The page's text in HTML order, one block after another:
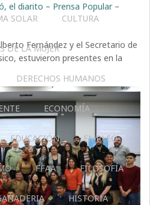
SOLAR CULTURA
DE LA MUJER
DERECHOS HUMANOS
ECONOMÍA
EDUCACIÓN EMPLEO
FFAA FILOSOFÍA
HISTORIA
el diarito – Prensa Popular –
Fernández y el Secretario de
estuvieron presentes en la